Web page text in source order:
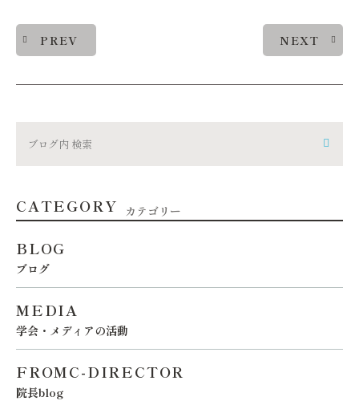
PREV NEXT
CATEGORY カテゴリー
BLOG
ブログ
MEDIA
学会・メディアの活動
FROMC-DIRECTOR
院長blog